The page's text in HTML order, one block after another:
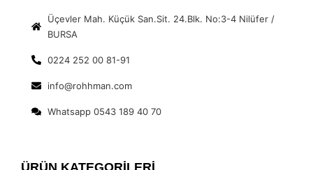
Üçevler Mah. Küçük San.Sit. 24.Blk. No:3-4 Nilüfer /
BURSA
0224 252 00 81-91
info@rohhman.com
Whatsapp 0543 189 40 70
ÜRÜN KATEGORİLERİ